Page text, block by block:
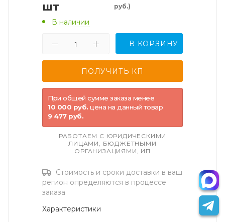
шт
руб.)
В наличии
В КОРЗИНУ
При общей сумме заказа менее
10 000 руб. цена на данный товар
9 477 руб.
РАБОТАЕМ С ЮРИДИЧЕСКИМИ
ЛИЦАМИ, БЮДЖЕТНЫМИ
ОРГАНИЗАЦИЯМИ, ИП
Стоимость и сроки доставки в ваш
регион определяются в процессе
заказа
Характеристики